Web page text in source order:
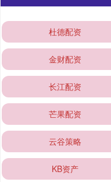
杜德配资
金财配资
长江配资
芒果配资
云谷策略
KB资产